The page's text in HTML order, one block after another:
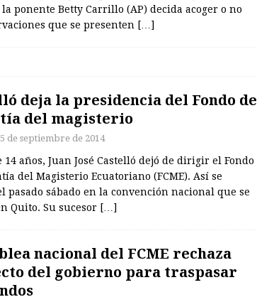
la ponente Betty Carrillo (AP) decida acoger o no
que se presenten […]
deja la presidencia del Fondo de
del magisterio
de septiembre de 2014
14 años, Juan José Castelló dejó de dirigir el Fondo
del Magisterio Ecuatoriano (FCME). Así se
pasado sábado en la convención nacional que se
Quito. Su sucesor […]
nacional del FCME rechaza
del gobierno para traspasar